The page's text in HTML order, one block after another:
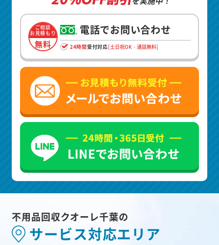
ご相談
お見積もり
無料
電話でお問い合わせ
24時間受付対応[土日祝OK・通話無料]
不用品回収クオーレ千葉の
サービス対応エリア